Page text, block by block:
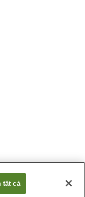
tất cả